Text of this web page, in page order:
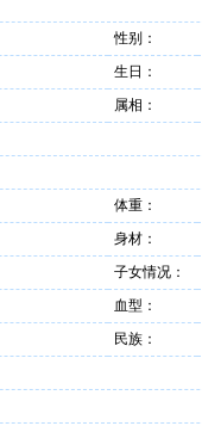
性别：
生日：
属相：
体重：
身材：
子女情况：
血型：
民族：